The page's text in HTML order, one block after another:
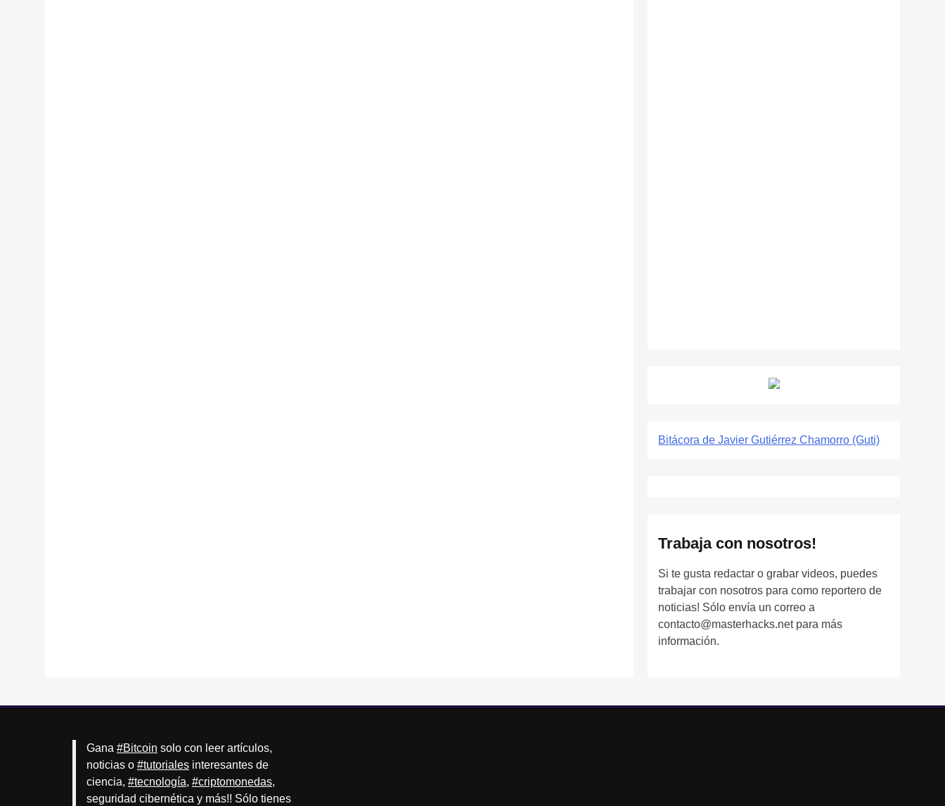
Bitácora de Javier Gutiérrez Chamorro (Guti)
Trabaja con nosotros!
Si te gusta redactar o grabar videos, puedes
trabajar con nosotros para como reportero de
noticias! Sólo envía un correo a
contacto@masterhacks.net para más
información.
Gana #Bitcoin solo con leer artículos,
noticias o #tutoriales interesantes de
ciencia, #tecnología, #criptomonedas,
seguridad cibernética y más!! Sólo tienes